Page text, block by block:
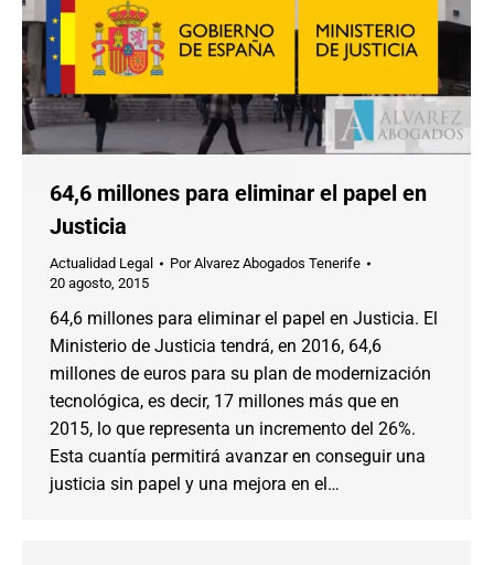
64,6 millones para eliminar el papel en
Justicia
Actualidad Legal PorAlvarez Abogados Tenerife
20 agosto, 2015
64,6 millones para eliminar el papel en Justicia. El
Ministerio de Justicia tendrá, en 2016, 64,6
millones de euros para su plan de modernización
tecnológica, es decir, 17 millones más que en
2015, lo que representa un incremento del 26%.
Esta cuantía permitirá avanzar en conseguir una
justicia sin papel y una mejora en el…